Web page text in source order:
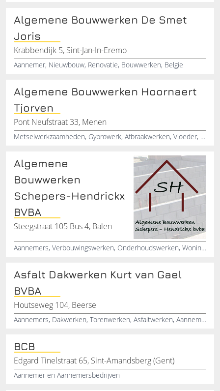
Algemene Bouwwerken De Smet
Joris
Krabbendijk 5, Sint-Jan-In-Eremo
Aannemer, Nieuwbouw, Renovatie, Bouwwerken, Belgie
Algemene Bouwwerken Hoornaert
Tjorven
Pont Neufstraat 33, Menen
Metselwerkzaamheden, Gyprowerk, Afbraakwerken, Vloeder, Opritten, Terassen, Bouwwerken, Verbouwingswerken, Karweien, Aannemer
Algemene
Bouwwerken
Schepers-Hendrickx
BVBA
Steegstraat 105 Bus 4, Balen
Aannemers, Verbouwingswerken, Onderhoudswerken, Woningbouw, Nieuwbouw
Asfalt Dakwerken Kurt van Gael
BVBA
Houtseweg 104, Beerse
Aannemers, Dakwerken, Torenwerken, Asfaltwerken, Aannemersbedrijven, Roofingwerken, Dakwerkzaamheden
BCB
Edgard Tinelstraat 65, Sint-Amandsberg (Gent)
Aannemer en Aannemersbedrijven